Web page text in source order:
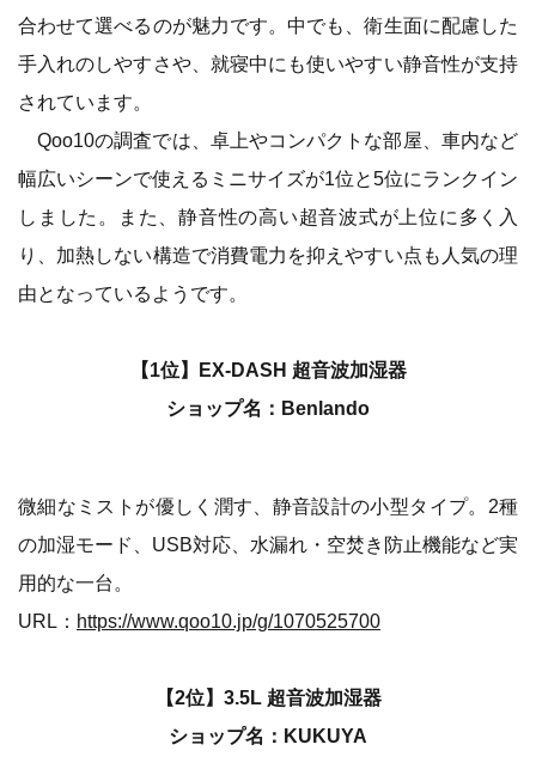
合わせて選べるのが魅力です。中でも、衛生面に配慮した
手入れのしやすさや、就寝中にも使いやすい静音性が支持
されています。
Qoo10の調査では、卓上やコンパクトな部屋、車内など
幅広いシーンで使えるミニサイズが1位と5位にランクイン
しました。また、静音性の高い超音波式が上位に多く入
り、加熱しない構造で消費電力を抑えやすい点も人気の理
由となっているようです。
【1位】EX-DASH 超音波加湿器
ショップ名：Benlando
微細なミストが優しく潤す、静音設計の小型タイプ。2種
の加湿モード、USB対応、水漏れ・空焚き防止機能など実
用的な一台。
URL： https://www.qoo10.jp/g/1070525700
【2位】3.5L 超音波加湿器
ショップ名：KUKUYA